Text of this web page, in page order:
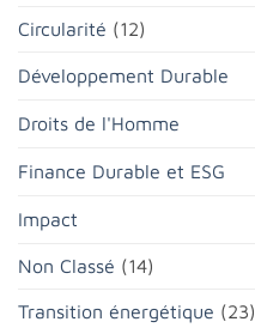
Circularité (12)
Développement Durable
Droits de l'Homme
Finance Durable et ESG
Impact
Non Classé (14)
Transition énergétique (23)